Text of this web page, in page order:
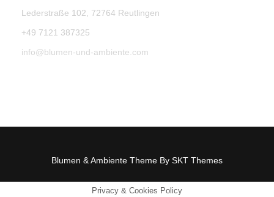
Lederstraße 102, 72764 Reutlingen
+49 7121 387325
info@blumen-und-ambiente.com
Blumen & Ambiente Theme By SKT Themes
Privacy & Cookies Policy